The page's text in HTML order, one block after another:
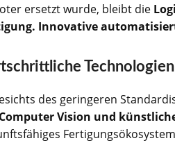
ersetzt wurde, bleibt die
Innovative
des geringeren
Computer Vision und